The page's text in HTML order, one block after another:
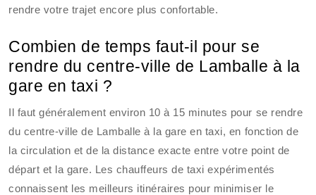
rendre votre trajet encore plus confortable.
Combien de temps faut-il pour se
rendre du centre-ville de Lamballe à la
gare en taxi ?
Il faut généralement environ 10 à 15 minutes pour se rendre
du centre-ville de Lamballe à la gare en taxi, en fonction de
la circulation et de la distance exacte entre votre point de
départ et la gare. Les chauffeurs de taxi expérimentés
connaissent les meilleurs itinéraires pour minimiser le